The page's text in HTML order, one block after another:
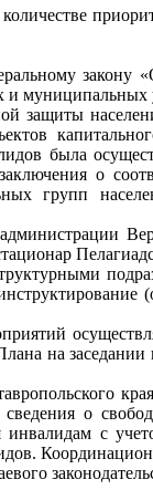
закону
и муниципальных
защиты
была
о
групп
на
о
инвалидам с